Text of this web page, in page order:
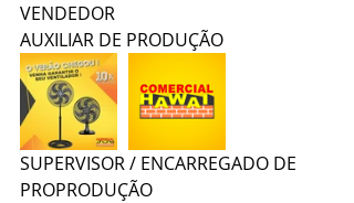
VENDEDOR
AUXILIAR DE PRODUÇÃO
SUPERVISOR / ENCARREGADO DE
PROPRODUÇÃO